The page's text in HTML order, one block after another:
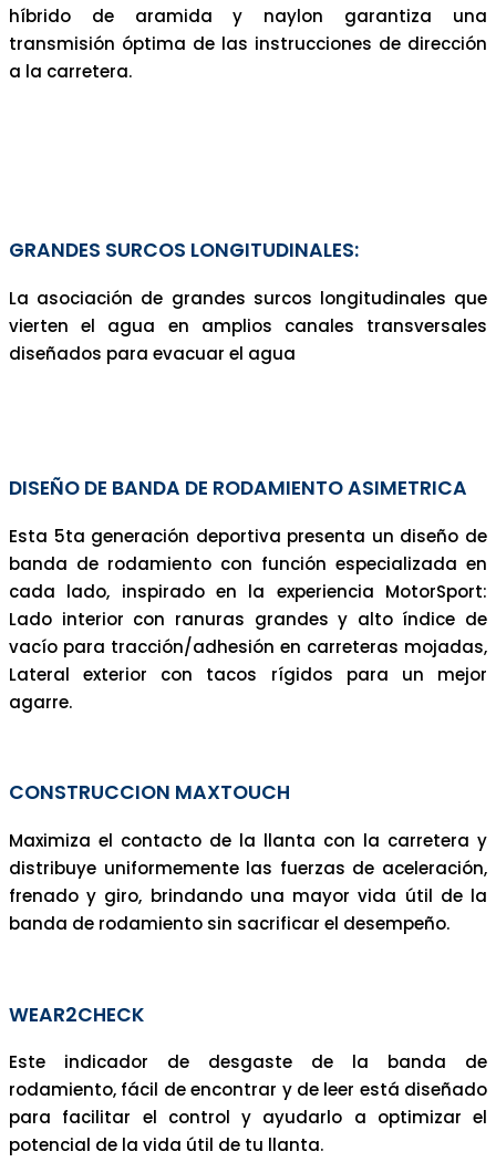
híbrido de aramida y naylon garantiza una
transmisión óptima de las instrucciones de dirección
a la carretera.
GRANDES SURCOS LONGITUDINALES:
La asociación de grandes surcos longitudinales que
vierten el agua en amplios canales transversales
diseñados para evacuar el agua
DISEÑO DE BANDA DE RODAMIENTO ASIMETRICA
Esta 5ta generación deportiva presenta un diseño de
banda de rodamiento con función especializada en
cada lado, inspirado en la experiencia MotorSport:
Lado interior con ranuras grandes y alto índice de
vacío para tracción/adhesión en carreteras mojadas,
Lateral exterior con tacos rígidos para un mejor
agarre.
CONSTRUCCION MAXTOUCH
Maximiza el contacto de la llanta con la carretera y
distribuye uniformemente las fuerzas de aceleración,
frenado y giro, brindando una mayor vida útil de la
banda de rodamiento sin sacrificar el desempeño.
WEAR2CHECK
Este indicador de desgaste de la banda de
rodamiento, fácil de encontrar y de leer está diseñado
para facilitar el control y ayudarlo a optimizar el
potencial de la vida útil de tu llanta.